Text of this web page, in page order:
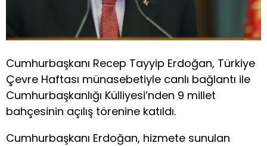
Cumhurbaşkanı Recep Tayyip Erdoğan, Türkiye
Çevre Haftası münasebetiyle canlı bağlantı ile
Cumhurbaşkanlığı Külliyesi’nden 9 millet
bahçesinin açılış törenine katıldı.
Cumhurbaşkanı Erdoğan, hizmete sunulan